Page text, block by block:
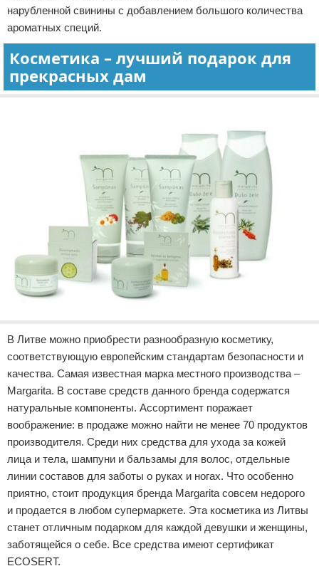
нарубленной свинины с добавлением большого количества
ароматных специй.
Косметика – лучший подарок для
прекрасных дам
В Литве можно приобрести разнообразную косметику,
соответствующую европейским стандартам безопасности и
качества. Самая известная марка местного производства –
Margarita. В составе средств данного бренда содержатся
натуральные компоненты. Ассортимент поражает
воображение: в продаже можно найти не менее 70 продуктов
производителя. Среди них средства для ухода за кожей
лица и тела, шампуни и бальзамы для волос, отдельные
линии составов для заботы о руках и ногах. Что особенно
приятно, стоит продукция бренда Margarita совсем недорого
и продается в любом супермаркете. Эта косметика из Литвы
станет отличным подарком для каждой девушки и женщины,
заботящейся о себе. Все средства имеют сертификат
ECOSERT.